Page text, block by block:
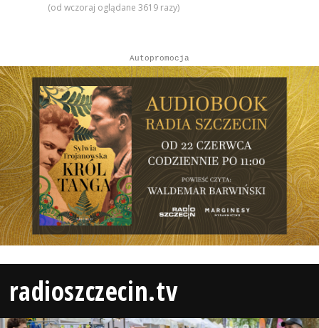
(od wczoraj oglądane 3619 razy)
Autopromocja
radioszczecin.tv